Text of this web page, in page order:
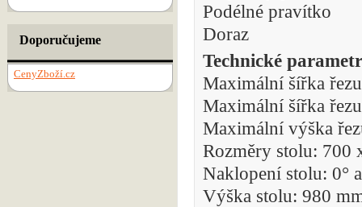
Doporučujeme
CenyZboží.cz
Podélné pravítko
Doraz
Technické
Maximální šířka
Maximální šířka
Maximální výška
Rozměry stolu: 700
Naklopení stolu: 0°
Výška stolu: 980